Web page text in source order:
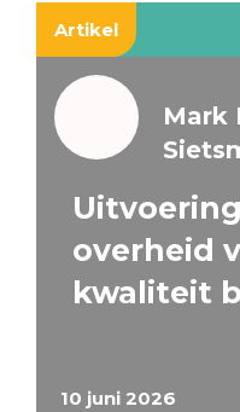
Artikel
10 juni 2026
Mark
overheid
kwaliteit